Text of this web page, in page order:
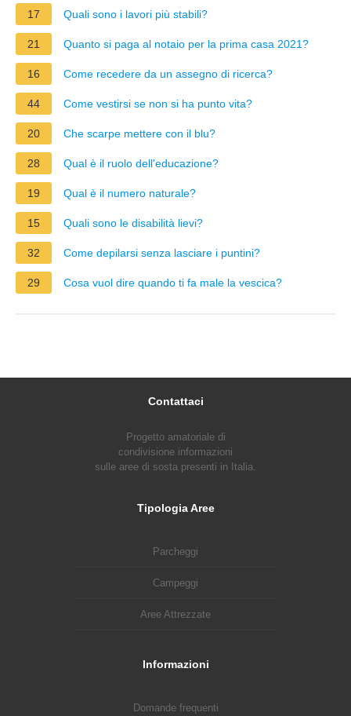
17 Quali sono i lavori più stabili?
21 Quanto si paga al notaio per la prima casa 2021?
16 Come recedere da un assegno di ricerca?
44 Come vestirsi se non si ha punto vita?
20 Che scarpe mettere con il blu?
28 Qual è il ruolo dell'educazione?
19 Qual è il numero naturale?
15 Quali sono le disabilità lievi?
32 Come depilarsi senza lasciare i puntini?
29 Cosa vuol dire quando ti fa male la vescica?
Contattaci
Progetto amatoriale di
condivisione informazioni
sulle aree di sosta presenti in Italia.
Tipologia Aree
Parcheggi
Campeggi
Aree Attrezzate
Informazioni
Domande frequenti